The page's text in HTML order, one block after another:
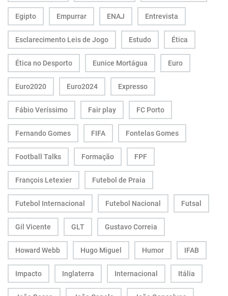
Egipto Empurrar ENAJ Entrevista
Esclarecimento Leis de Jogo Estudo Ética
Ética no Desporto Eunice Mortágua Euro
Euro2020 Euro2024 Expresso
Fábio Veríssimo Fair play FC Porto
Fernando Gomes FIFA Fontelas Gomes
Football Talks Formação FPF
François Letexier Futebol de Praia
Futebol Internacional Futebol Nacional Futsal
Gil Vicente GLT Gustavo Correia
Howard Webb Hugo Miguel Humor IFAB
Impacto Inglaterra Internacional Itália